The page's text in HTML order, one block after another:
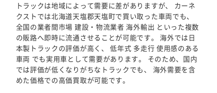
トラックは地域によって需要に差がありますが、 カーネ
クストでは北海道天塩郡天塩町で買い取った車両でも、
全国の業者間市場 建設・物流業者 海外輸出 といった複数
の販路へ即時に流通させることが可能です。 海外では日
本製トラックの評価が高く、 低年式 多走行 使用感のある
車両 でも実用車として需要があります。 そのため、国内
では評価が低くなりがちなトラックでも、 海外需要を含
めた価格での高価買取が可能です。